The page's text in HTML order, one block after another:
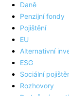
Daně
Penzijní fondy
Pojištění
EU
Alternativní
ESG
Sociální
Rozhovory